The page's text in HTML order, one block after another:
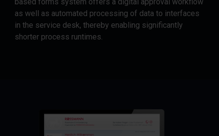
as well as automated processing of data to interfaces
in the service desk, thereby enabling significantly
shorter process runtimes.